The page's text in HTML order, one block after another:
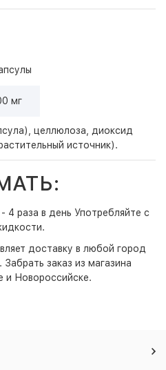
мг
целлюлоза, диоксид
источник).
4 раза в день Употребляйте с
доставку в любой город
. Забрать заказ из магазина
и Новороссийске.